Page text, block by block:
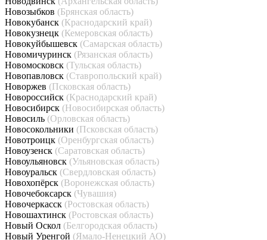
Новозыбков (Брянская область)
Новокубанск (Краснодарский край)
Новокузнецк (Кемеровская область)
Новокуйбышевск (Самарская область)
Новомичуринск (Рязанская область)
Новомосковск (Тульская область)
Новопавловск (Ставропольский край)
Новоржев (Псковская область)
Новороссийск (Краснодарский край)
Новосибирск (Новосибирская область)
Новосиль (Орловская область)
Новосокольники (Псковская область)
Новотроицк (Оренбургская область)
Новоузенск (Саратовская область)
Новоульяновск (Ульяновская область)
Новоуральск (Свердловская область)
Новохопёрск (Воронежская область)
Новочебоксарск (Чувашия)
Новочеркасск (Ростовская область)
Новошахтинск (Ростовская область)
Новый Оскол (Белгородская область)
Новый Уренгой (Ямало-Ненецкий АО)